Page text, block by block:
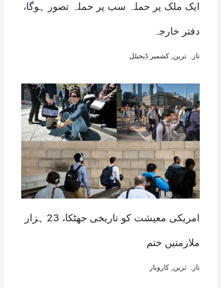
ایک ملک پر حملہ سب پر حملہ تصور ہوگا،
دفتر خارجہ
تازہ ترین کشمیر ڈیجیٹل
امریکی معیشت کو تاریخی جھٹکا، 23 ہزار
ملازمتیں ختم
تازہ ترین کاروبار